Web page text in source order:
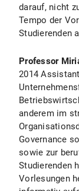
darauf, nicht
Tempo der
Studierenden
Professor
2014
anderem im
Governance
sowie zur
Studierenden
Vorlesungen